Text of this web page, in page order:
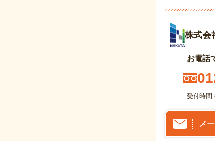
株式会
お電話
受付時間
メ
プロタイ